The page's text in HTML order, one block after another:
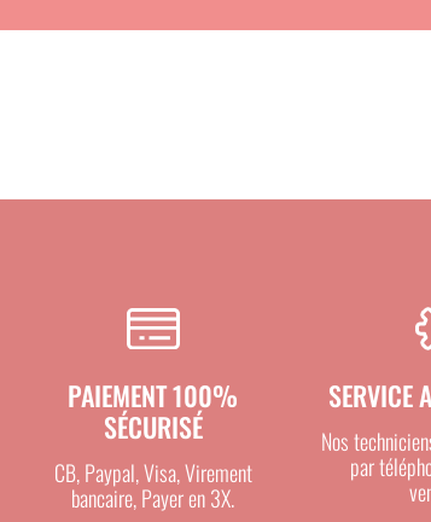
PAIEMENT 100%
SÉCURISÉ
CB, Paypal, Visa, Virement
bancaire, Payer en 3X.
SERVICE
Nos
par